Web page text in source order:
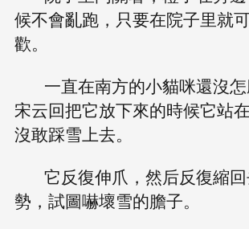
候不會亂跑，只要在院子里就
歡。
一直在南方的小貓咪還沒怎
宋云回把它放下來的時候它站
沒敢踩雪上去。
它反復伸爪，然后反復縮
勢，試圖嚇壞雪的膽子。